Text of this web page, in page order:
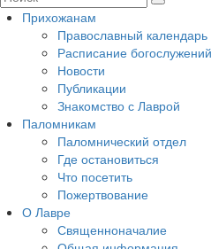
Прихожанам
Православный календарь
Расписание богослужений
Новости
Публикации
Знакомство с Лаврой
Паломникам
Паломнический отдел
Где остановиться
Что посетить
Пожертвование
О Лавре
Священноначалие